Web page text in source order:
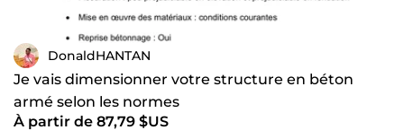
DonaldHANTAN
Je vais dimensionner votre structure en béton
armé selon les normes
À partir de 87,79 $US